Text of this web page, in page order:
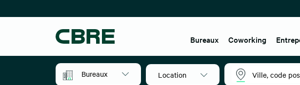
Bureaux Coworking
Bureaux Location